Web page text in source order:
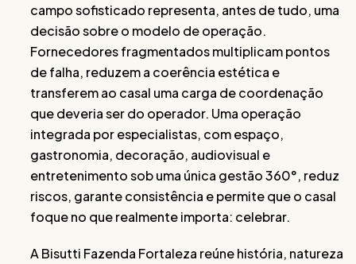
campo sofisticado representa, antes de tudo, uma
decisão sobre o modelo de operação.
Fornecedores fragmentados multiplicam pontos
de falha, reduzem a coerência estética e
transferem ao casal uma carga de coordenação
que deveria ser do operador. Uma operação
integrada por especialistas, com espaço,
gastronomia, decoração, audiovisual e
entretenimento sob uma única gestão 360°, reduz
riscos, garante consistência e permite que o casal
foque no que realmente importa: celebrar.
A Bisutti Fazenda Fortaleza reúne história, natureza